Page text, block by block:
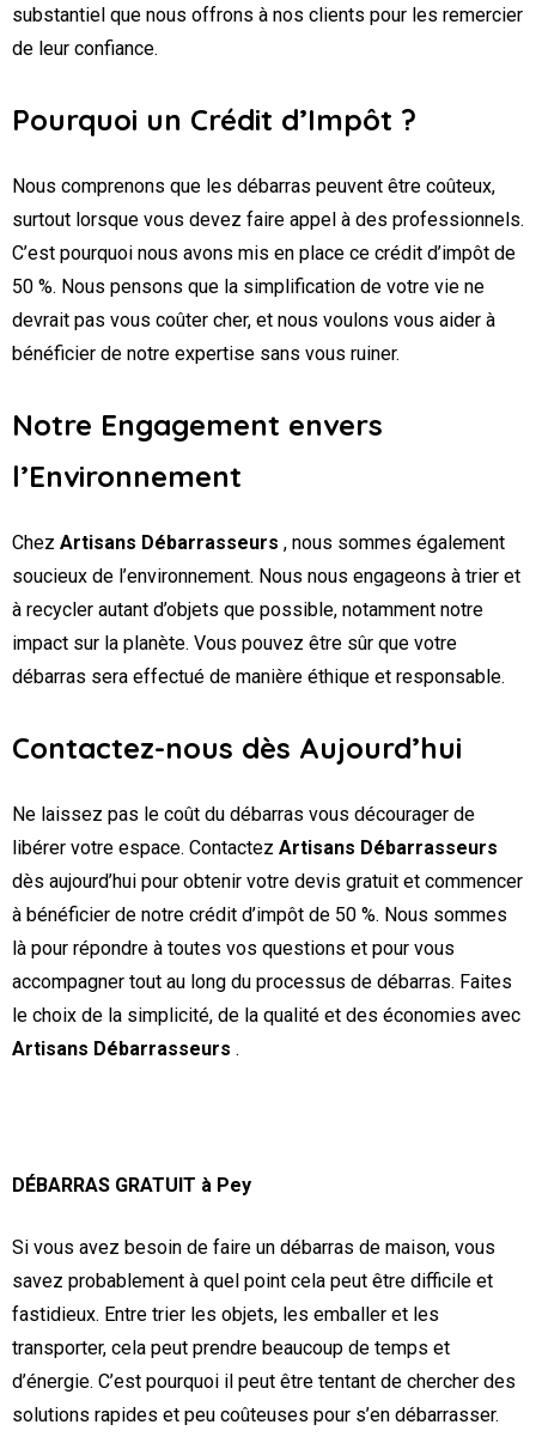
substantiel que nous offrons à nos clients pour les remercier
de leur confiance.
Pourquoi un Crédit d’Impôt ?
Nous comprenons que les débarras peuvent être coûteux,
surtout lorsque vous devez faire appel à des professionnels.
C’est pourquoi nous avons mis en place ce crédit d’impôt de
50 %. Nous pensons que la simplification de votre vie ne
devrait pas vous coûter cher, et nous voulons vous aider à
bénéficier de notre expertise sans vous ruiner.
Notre Engagement envers
l’Environnement
Chez Artisans Débarrasseurs , nous sommes également
soucieux de l’environnement. Nous nous engageons à trier et
à recycler autant d’objets que possible, notamment notre
impact sur la planète. Vous pouvez être sûr que votre
débarras sera effectué de manière éthique et responsable.
Contactez-nous dès Aujourd’hui
Ne laissez pas le coût du débarras vous décourager de
libérer votre espace. Contactez Artisans Débarrasseurs
dès aujourd’hui pour obtenir votre devis gratuit et commencer
à bénéficier de notre crédit d’impôt de 50 %. Nous sommes
là pour répondre à toutes vos questions et pour vous
accompagner tout au long du processus de débarras. Faites
le choix de la simplicité, de la qualité et des économies avec
Artisans Débarrasseurs .
DÉBARRAS GRATUIT à Pey
Si vous avez besoin de faire un débarras de maison, vous
savez probablement à quel point cela peut être difficile et
fastidieux. Entre trier les objets, les emballer et les
transporter, cela peut prendre beaucoup de temps et
d’énergie. C’est pourquoi il peut être tentant de chercher des
solutions rapides et peu coûteuses pour s’en débarrasser.